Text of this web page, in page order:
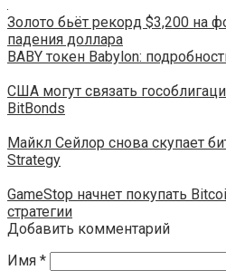
Золото бьёт рекорд $3,200 на
падения доллара
BABY токен Babylon:
США могут связать
BitBonds
Майкл Сейлор снова скупает
Strategy
GameStop начнет покупать
стратегии
Добавить комментарий
Имя *